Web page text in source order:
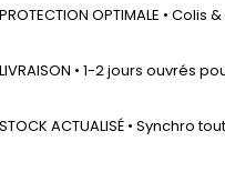
PROTECTION OPTIMALE •
LIVRAISON • 1-2 jours ouvrés
STOCK ACTUALISÉ • Synchro